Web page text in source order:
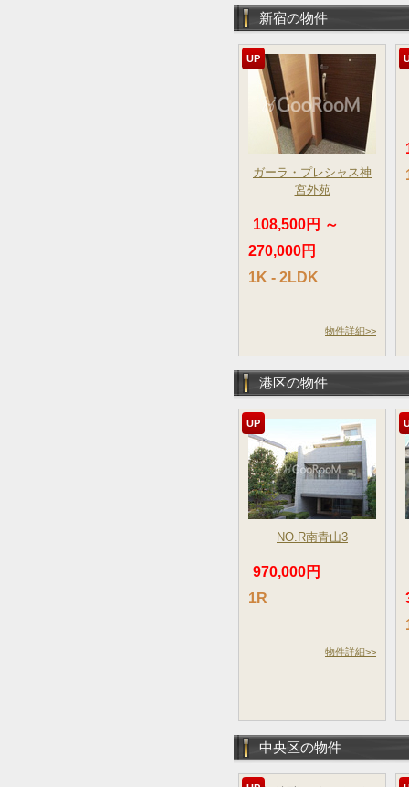
新宿の物件
UP
ガーラ・プレシャス神
宮外苑
108,500円 ～
270,000円
1K - 2LDK
物件詳細>>
港区の物件
UP
NO.R南青山3
970,000円
1R
物件詳細>>
中央区の物件